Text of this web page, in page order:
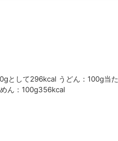
として296kcal うどん：100g当た
ん：100g356kcal